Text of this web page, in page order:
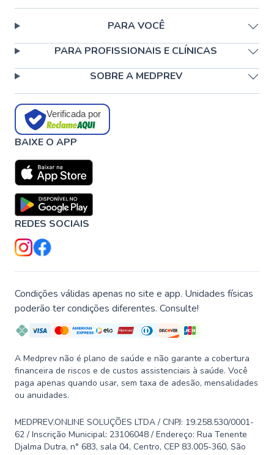
PARA VOCÊ
PARA PROFISSIONAIS E CLÍNICAS
SOBRE A MEDPREV
Verificada por
BAIXE O APP
REDES SOCIAIS
Condições válidas apenas no site e app. Unidades físicas
poderão ter condições diferentes. Consulte!
A Medprev não é plano de saúde e não garante a cobertura
financeira de riscos e de custos assistenciais à saúde. Você
paga apenas quando usar, sem taxa de adesão, mensalidades
ou anuidades.
MEDPREV.ONLINE SOLUÇÕES LTDA / CNPJ: 19.258.530/0001-
62 / Inscrição Municipal: 23106048 / Endereço: Rua Tenente
Djalma Dutra, n° 683, sala 04, Centro, CEP 83.005-360, São